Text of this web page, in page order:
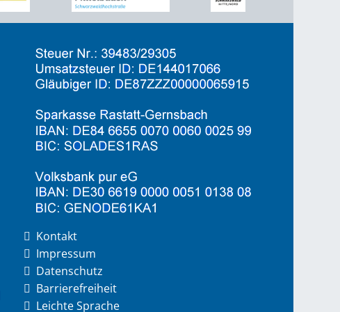
Kontakt
Impressum
Datenschutz
Barrierefreiheit
Leichte Sprache